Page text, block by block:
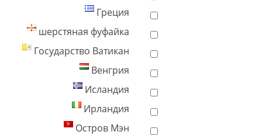
Греция
шерстяная фуфайка
Государство Ватикан
Венгрия
Исландия
Ирландия
Остров Мэн